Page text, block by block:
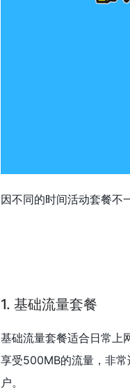
因不同的时间活动套餐不
1. 基础流量套餐
基础流量套餐适合日常上
享受500MB的流量，非常
户。